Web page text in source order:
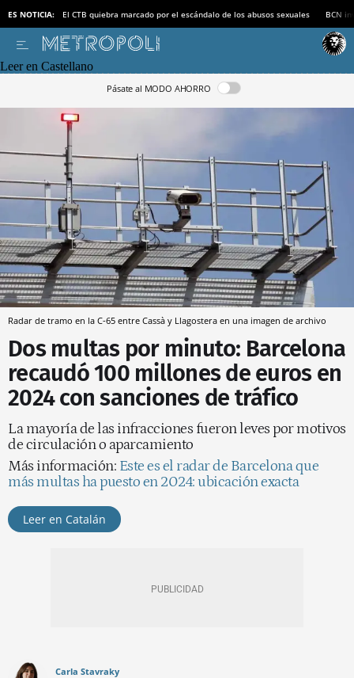
ES NOTICIA: El CTB quiebra marcado por el escándalo de los abusos sexuales BCN
Leer en Castellano
Pásate al MODO AHORRO
Radar de tramo en la C-65 entre Cassà y Llagostera en una imagen de archivo
Dos multas por minuto: Barcelona
recaudó 100 millones de euros en
2024 con sanciones de tráfico
La mayoría de las infracciones fueron leves por motivos
de circulación o aparcamiento
Más información: Este es el radar de Barcelona que
más multas ha puesto en 2024: ubicación exacta
Leer en Catalán
Carla Stavraky